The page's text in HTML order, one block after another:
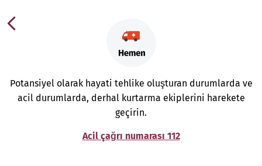
Potansiyel olarak hayati tehlike oluşturan durumlarda ve
acil durumlarda, derhal kurtarma ekiplerini harekete
geçirin.
Acil çağrı numarası 112